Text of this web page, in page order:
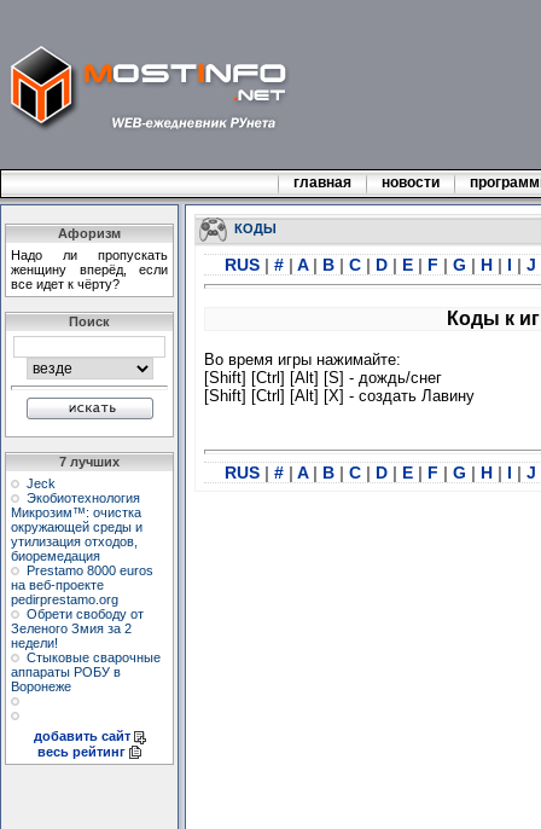
главная новости
Афоризм
Hадо ли пpопускать
женщину впеpёд, если
все идет к чёpту?
Поиск
7 лучших
Jeck
Экобиотехнология
Микрозим™: очистка
окружающей среды и
утилизация отходов,
биоремедация
Prestamo 8000 euros
на веб-проекте
pedirprestamo.org
Обрети свободу от
Зеленого Змия за 2
недели!
Стыковые сварочные
аппараты РОБУ в
Воронеже
добавить сайт
весь рейтинг
КОДЫ
RUS | # | A | B | C | D | E | F | G | H | I | J
Коды к
Во время игры нажимайте:
[Shift] [Ctrl] [Alt] [S] - дождь/снег
[Shift] [Ctrl] [Alt] [X] - создать Лавину
RUS | # | A | B | C | D | E | F | G | H | I | J